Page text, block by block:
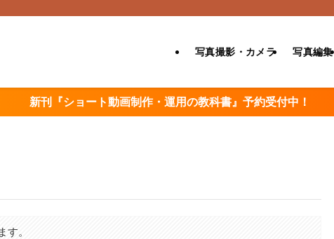
写真撮影・カメラ 写真編集
新刊『ショート動画制作・運用の教科書』予約受付中！
す。